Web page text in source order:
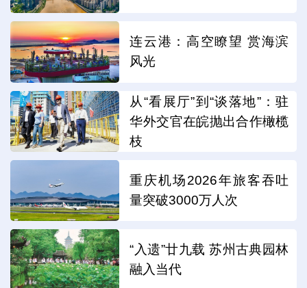
连云港：高空瞭望 赏海滨
风光
从“看展厅”到“谈落地”：驻
华外交官在皖抛出合作橄榄
枝
重庆机场2026年旅客吞吐
量突破3000万人次
“入遗”廿九载 苏州古典园林
融入当代